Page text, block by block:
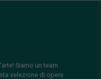
Siamo un team
selezione di opere